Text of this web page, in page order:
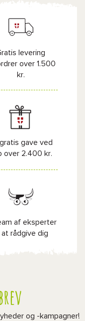
levering
over 1.500
kr.
gave ved
over 2.400 kr.
af eksperter
at rådgive dig
og -kampagner!